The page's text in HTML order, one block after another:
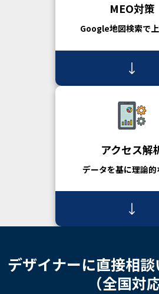
MEO対策
Google地図検索で
アクセス解
データを基に理論
デザイナーに直接相談
（全国対